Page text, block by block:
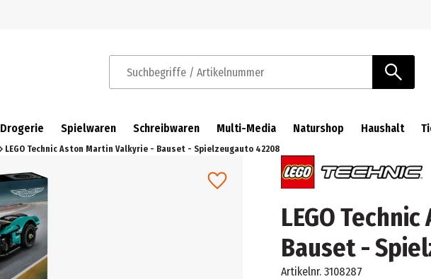
Suchbegriffe / Artikelnummer
Drogerie Spielwaren Schreibwaren Multi-Media Naturshop Haushalt
LEGO Technic Aston Martin Valkyrie - Bauset - Spielzeugauto 42208
LEGO
Bauset -
Artikelnr. 3108287